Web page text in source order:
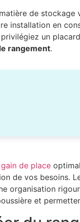
de
installation en
un
rangement.
de place
de vos besoins.
organisation
et